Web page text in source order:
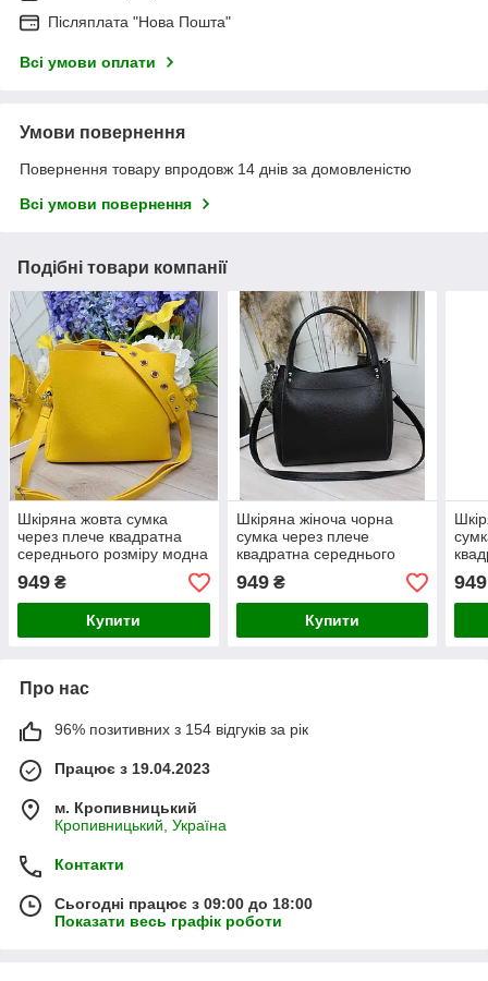
Післяплата "Нова Пошта"
Всі умови оплати
Умови повернення
Повернення товару впродовж 14 днів за домовленістю
Всі умови повернення
Подібні товари компанії
Шкіряна жовта сумка
через плече квадратна
середнього розміру модна
на широкому ремені
949 ₴
Купити
Шкіряна жіноча чорна
сумка через плече
квадратна середнього
розміру модна
949₴
Купити
949
Про нас
96% позитивних з 154 відгуків за рік
Працює з 19.04.2023
м. Кропивницький
Кропивницький, Україна
Контакти
Сьогодні працює з 09:00 до 18:00
Показати весь графік роботи